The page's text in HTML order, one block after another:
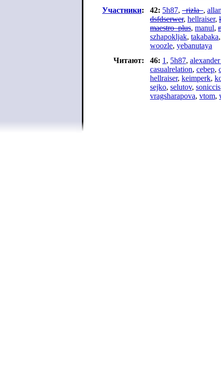
Участники: 42: 5h87, _rizla_,
dsfdserwer, hellraiser,
maestro_plus, manul,
szhapokljak, takabaka
woozle, yebanutaya
Читают:
46: 1 , 5h87,
casualrelation, cebep,
hellraiser, keimperk,
sejko, selutov, soniccis
vragsharapova, vtom,